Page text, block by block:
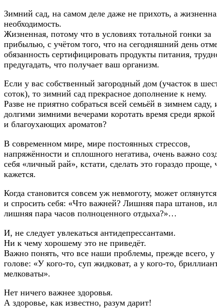
Зимний сад, на самом деле даже не прихоть, а
необходимость.
Жизненная, потому что в условиях тотальной гонки за
прибылью, с учётом того, что на сегодняшний день
обязанность сертифицировать продукты питания,
предугадать, что получает ваш организм.
Если у вас собственный загородный дом (участок в
соток), то зимний сад прекрасное дополнение к нему.
Разве не приятно собраться всей семьёй в зимнем саду,
долгими зимними вечерами коротать время среди яркой
и благоухающих ароматов?
В современном мире, мире постоянных стрессов,
напряжённости и сплошного негатива, очень важно
себя «личный рай», кстати, сделать это гораздо проще,
кажется.
Когда становится совсем уж невмоготу, может
и спросить себя: «Что важней? Лишняя пара штанов,
лишняя пара часов полноценного отдыха?»…
И, не следует увлекаться антидепрессантами.
Ни к чему хорошему это не приведёт.
Важно понять, что все наши проблемы, прежде всего, у
голове: «У кого-то, суп жидковат, а у кого-то,
мелковаты».
Нет ничего важнее здоровья.
А здоровье, как известно, разум дарит!